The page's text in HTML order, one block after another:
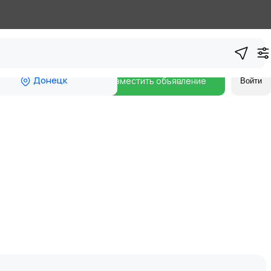
Донецк Разместить объявление Войти